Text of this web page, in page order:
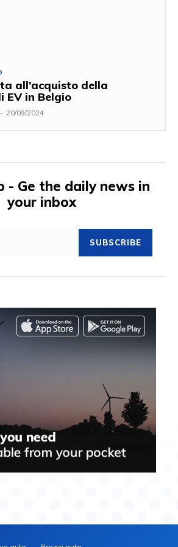
all’acquisto della
EV in Belgio
- 20/09/2024
- Ge the daily news in
your inbox
SUBSCRIBE